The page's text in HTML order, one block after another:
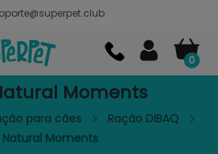
0
Moments
para cães
Ração DIBAQ
Natural Moments
para mascotas
En Google Play